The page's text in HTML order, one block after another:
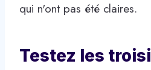
qui n'ont pas été claires.
Testez les